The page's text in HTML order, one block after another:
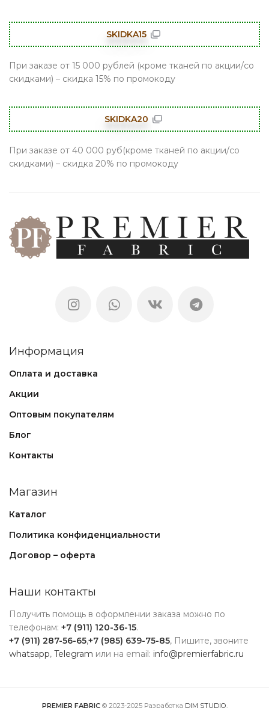
SKIDKA15
При заказе от 15 000 рублей (кроме тканей по акции/со
скидками) – скидка 15% по промокоду
SKIDKA20
При заказе от 40 000 руб(кроме тканей по акции/со
скидками) – скидка 20% по промокоду
Информация
Оплата и доставка
Акции
Оптовым покупателям
Блог
Контакты
Магазин
Каталог
Политика конфиденциальности
Договор – оферта
Наши контакты
Получить помощь в оформлении заказа можно по
телефонам: +7 (911) 120-36-15.
+7 (911) 287-56-65,+7 (985) 639-75-85, Пишите, звоните
whatsapp, Telegram или на email: info@premierfabric.ru
PREMIER FABRIC© 2023-2025 Разработка DIM STUDIO.